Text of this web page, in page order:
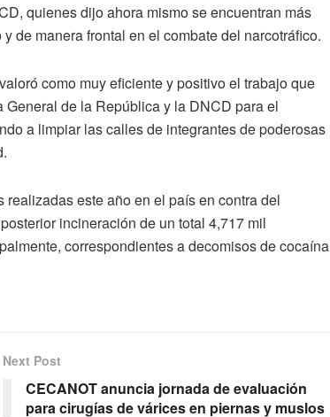
quienes dijo ahora mismo se encuentran más
de manera frontal en el combate del narcotráfico.
como muy eficiente y positivo el trabajo que
de la República y la DNCD para el
a limpiar las calles de integrantes de poderosas
este año en el país en contra del
incineración de un total 4,717 mil
correspondientes a decomisos de cocaína
Next Post
CECANOT anuncia jornada de evaluación
para cirugías de várices en piernas y muslos